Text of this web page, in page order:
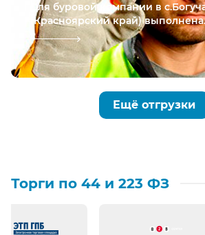
Для буровой компании в
(Красноярский край)
Ещё отгрузки
Торги по 44 и 223 ФЗ